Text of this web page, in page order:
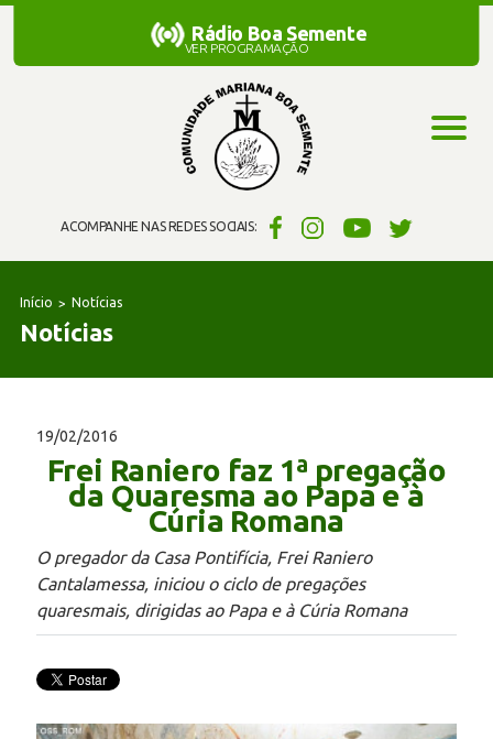
ACOMPANHE NAS REDES SOCIAIS:
Rádio Boa Semente
Rádio Boa Semente
VER PROGRAMAÇÃO
Início Notícias
Notícias
19/02/2016
Frei Raniero faz 1ª pregação
da Quaresma ao Papa e à
Cúria Romana
O pregador da Casa Pontifícia, Frei Raniero
Cantalamessa, iniciou o ciclo de pregações
quaresmais, dirigidas ao Papa e à Cúria Romana